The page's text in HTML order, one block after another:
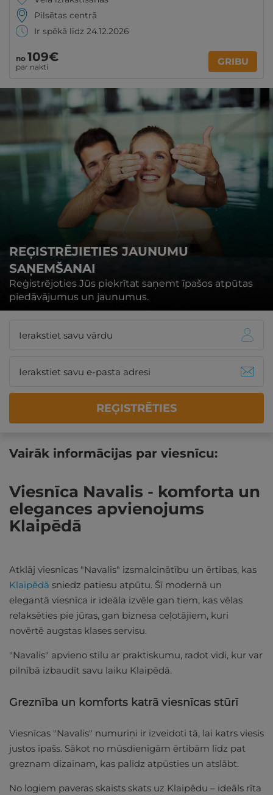
Pilsētas centrā
Ir spēkā līdz 24.12.2026
no 109€
par nakti GRIBU
REĢISTRĒJIETIES JAUNUMU
SAŅEMŠANAI
Reģistrējoties Jūs piekrītat saņemt īpašos atpūtas
piedāvājumus un jaunumus.
REĢISTRĒTIES
Vairāk informācijas par viesnīcu:
Viesnīca Navalis - komforta un
elegances apvienojums
Klaipēdā
Atklāj viesnīcas "Navalis" izsmalcinātību un ērtības, kas
Klaipēdā sniedz patiesu atpūtu. Šī modernā un
elegantā viesnīca ir ideāla izvēle gan tiem, kas vēlas
relaksēties pie jūras, gan biznesa ceļotājiem, kuri
novērtē augstas klases servisu.
"Navalis" apvieno stilu ar praktiskumu, radot vidi, kur var
pilnībā izbaudīt savu laiku Klaipēdā.
Greznība un komforts katrā viesnīcas stūrī
Viesnīcas "Navalis" numuriņi ir izveidoti tā, lai katrs viesis
justos īpašs. Sākot no mūsdienīgām ērtībām līdz pat
greznam dizainam, kas palīdz atpūsties un atslābt.
No logiem paveras skaists skats uz Klaipēdu – ideāls rīta